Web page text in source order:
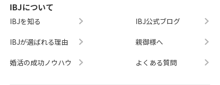
IBJについて
IBJを知る
IBJが選ばれる理由
婚活の成功ノウハウ
IBJ公式ブログ
親御様へ
よくある質問